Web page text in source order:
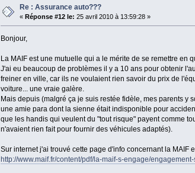
Re : Assurance auto???
« Réponse #12 le: 25 avril 2010 à 13:59:28 »
Bonjour,
La MAIF est une mutuelle qui a le mérite de se remettre en
J'ai eu beaucoup de problèmes il y a 10 ans pour obtenir
freiner en ville, car ils ne voulaient rien savoir du prix de
voiture... une vraie galère.
Mais depuis (malgré ça je suis restée fidèle, mes parents
une amie para dont la sienne était indisponible pour
que les handis qui veulent du "tout risque" payent comme
n'avaient rien fait pour fournir des véhicules adaptés).
Sur internet j'ai trouvé cette page d'info concernant la MAIF
http://www.maif.fr/content/pdf/la-maif-s-engage/